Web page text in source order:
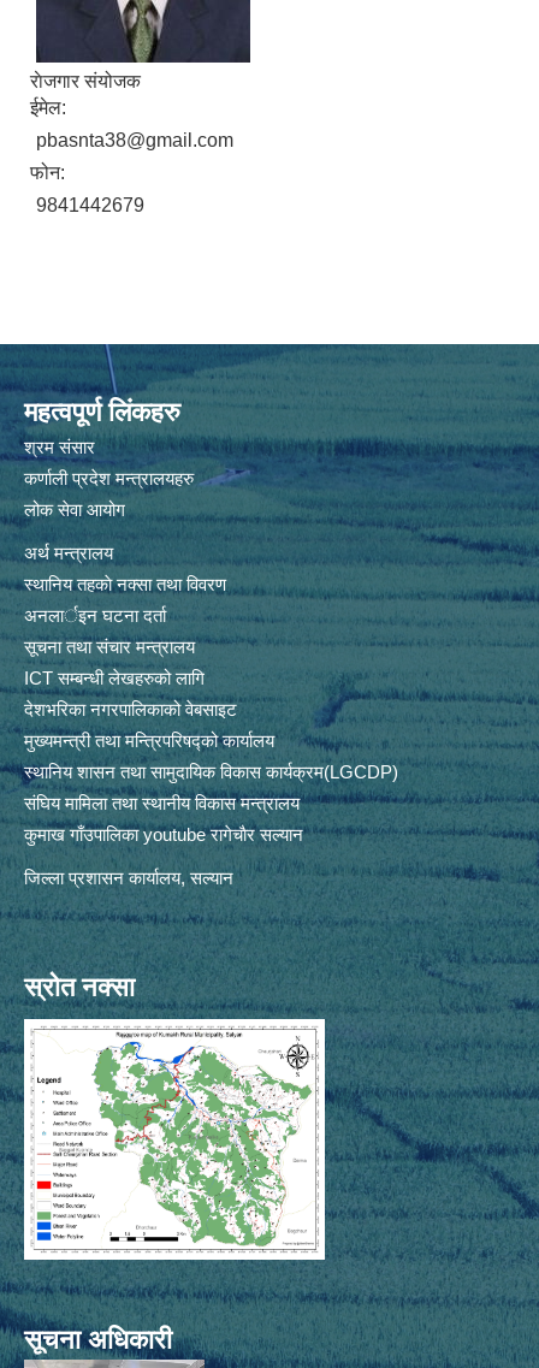
राेजगार संयोजक
ईमेल:
pbasnta38@gmail.com
फोन:
9841442679
महत्वपूर्ण लिंकहरु
श्रम संसार
कर्णाली प्रदेश मन्त्रालयहरु
लोक सेवा आयोग
अर्थ मन्त्रालय
स्थानिय तहकाे नक्सा तथा विवरण
अनलार्इन घटना दर्ता
सूचना तथा संचार मन्त्रालय
ICT सम्बन्धी लेखहरुको लागि
देशभरिका नगरपालिकाको वेबसाइट
मुख्यमन्त्री तथा मन्त्रिपरिषद्को कार्यालय
स्थानिय शासन तथा सामुदायिक विकास कार्यक्रम(LGCDP)
संघिय मामिला तथा स्थानीय विकास मन्त्रालय
कुमाख गाँउपालिका youtube रागेचाैर सल्यान
जिल्ला प्रशासन कार्यालय, सल्यान
स्रोत नक्सा
सूचना अधिकारी